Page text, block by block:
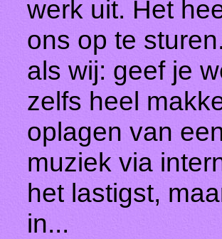
werk uit. Het
ons op te
als wij: geef je
zelfs heel
oplagen van
muziek via
het lastigst,
in...